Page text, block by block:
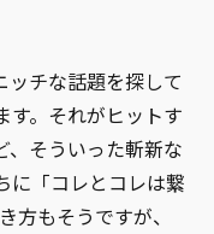
ッチな話題を探して
す。それがヒットす
、そういった斬新な
に「コレとコレは繋
方もそうですが、